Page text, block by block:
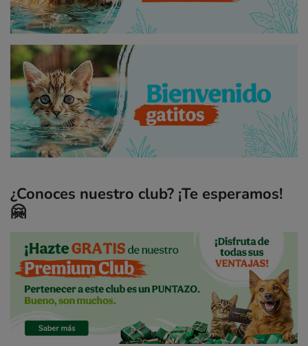
¿Conoces nuestro club? ¡Te esperamos!
🤗